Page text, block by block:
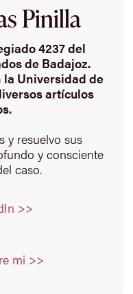
Pinilla
4237 del
de Badajoz.
la Universidad de
artículos
y resuelvo sus
y consciente
caso.
>>
mi >>